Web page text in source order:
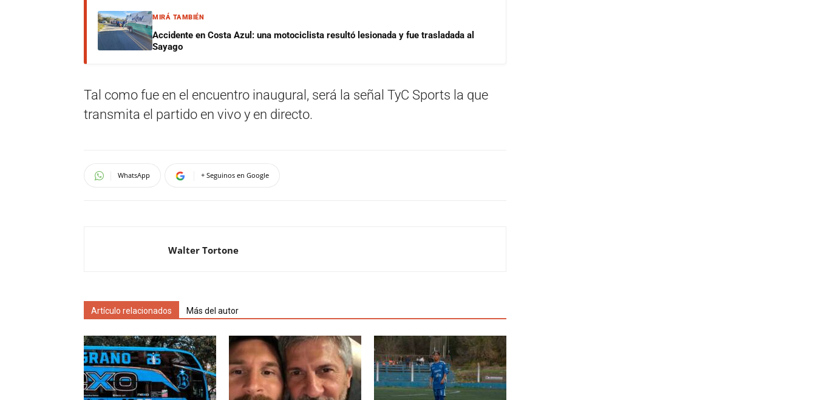
MIRÁ TAMBIÉN
Accidente en Costa Azul: una motociclista resultó lesionada y fue trasladada al
Sayago
Tal como fue en el encuentro inaugural, será la señal TyC Sports la que
transmita el partido en vivo y en directo.
WhatsApp + Seguinos en Google
Walter Tortone
Artículo relacionados Más del autor